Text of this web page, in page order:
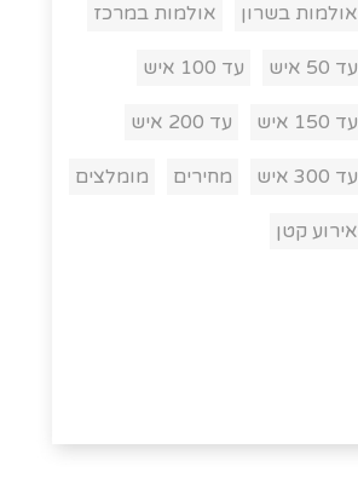
אולמות בשרון אולמות במרכז
עד 50 איש עד 100 איש
עד 150 איש עד 200 איש
עד 300 איש מחירים מומלצים
אירוע קטן